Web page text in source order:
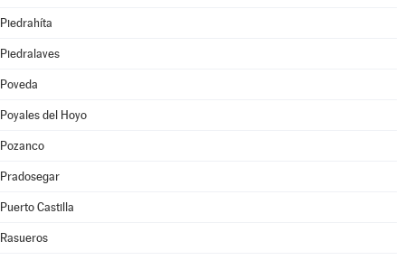
Piedrahíta
Piedralaves
Poveda
Poyales del Hoyo
Pozanco
Pradosegar
Puerto Castilla
Rasueros